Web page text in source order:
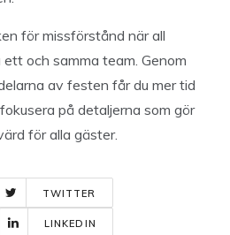
för missförstånd när all
och samma team. Genom
av festen får du mer tid
på detaljerna som gör
för alla gäster.
TWITTER
LINKEDIN